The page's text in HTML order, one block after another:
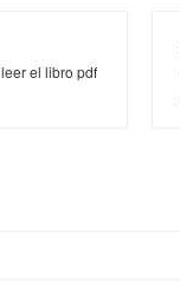
el libro pdf